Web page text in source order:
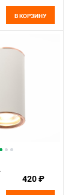
В КОРЗИНУ
420 ₽